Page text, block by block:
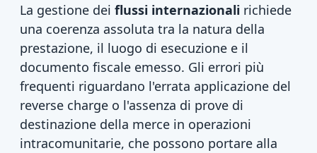
La gestione dei flussi internazionali richiede
una coerenza assoluta tra la natura della
prestazione, il luogo di esecuzione e il
documento fiscale emesso. Gli errori più
frequenti riguardano l'errata applicazione del
reverse charge o l'assenza di prove di
destinazione della merce in operazioni
intracomunitarie, che possono portare alla